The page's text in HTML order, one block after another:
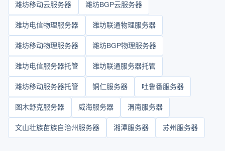
潍坊移动云服务器 潍坊BGP云服务器
潍坊电信物理服务器 潍坊联通物理服务器
潍坊移动物理服务器 潍坊BGP物理服务器
潍坊电信服务器托管 潍坊联通服务器托管
潍坊移动服务器托管 铜仁服务器 吐鲁番服务器
图木舒克服务器 威海服务器 渭南服务器
文山壮族苗族自治州服务器 湘潭服务器 苏州服务器